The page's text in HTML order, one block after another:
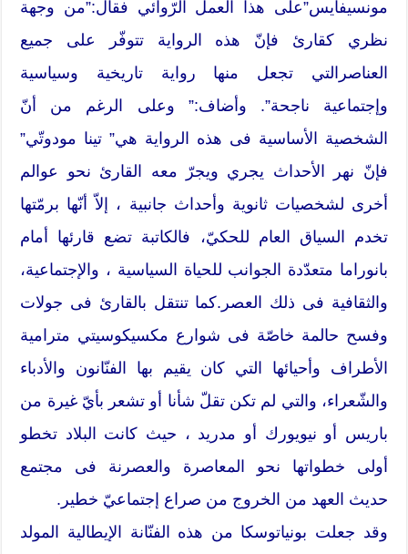
مونسيفايس”على هذا العمل الرّوائي فقال:”من وجهة
نظري كقارئ فإنّ هذه الرواية تتوفّر على جميع
العناصرالتي تجعل منها رواية تاريخية وسياسية
وإجتماعية ناجحة”. وأضاف:” وعلى الرغم من أنّ
الشخصية الأساسية فى هذه الرواية هي” تينا مودوتّي”
فإنّ نهر الأحداث يجري ويجرّ معه القارئ نحو عوالم
أخرى لشخصيات ثانوية وأحداث جانبية ، إلاّ أنّها برمّتها
تخدم السياق العام للحكيّ، فالكاتبة تضع قارئها أمام
بانوراما متعدّدة الجوانب للحياة السياسية ، والإجتماعية،
والثقافية فى ذلك العصر.كما تنتقل بالقارئ فى جولات
وفسح حالمة خاصّة فى شوارع مكسيكوسيتي مترامية
الأطراف وأحيائها التي كان يقيم بها الفنّانون والأدباء
والشّعراء، والتي لم تكن تقلّ شأنا أو تشعر بأيّ غيرة من
باريس أو نيويورك أو مدريد ، حيث كانت البلاد تخطو
أولى خطواتها نحو المعاصرة والعصرنة فى مجتمع
حديث العهد من الخروج من صراع إجتماعيّ خطير.
وقد جعلت بونياتوسكا من هذه الفنّانة الإيطالية المولد